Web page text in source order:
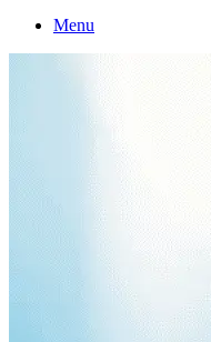
Menu